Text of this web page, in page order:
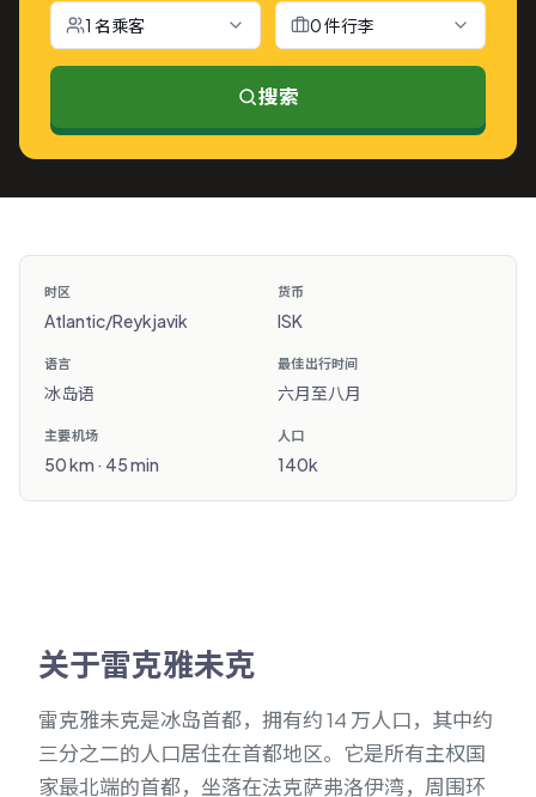
1 名乘客 0 件行李
搜索
时区
Atlantic/Reykjavik
货币
ISK
语言
冰岛语
最佳出行时间
六月至八月
主要机场
50 km · 45 min
人口
140k
关于雷克雅未克
雷克雅未克是冰岛首都，拥有约 14 万人口，其中约
三分之二的人口居住在首都地区。它是所有主权国
家最北端的首都，坐落在法克萨弗洛伊湾，周围环